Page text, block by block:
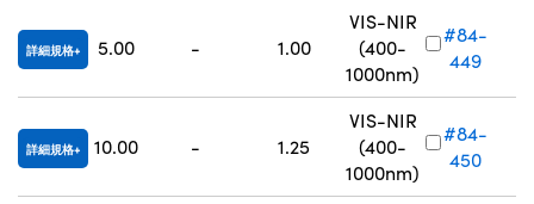
詳細規格 5.00 - 1.00
VIS-NIR
(400-
1000nm)
#84-
449
詳細規格 10.00 - 1.25
VIS-NIR
(400-
1000nm)
#84-
450